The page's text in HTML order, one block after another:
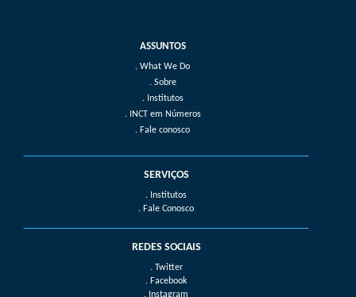
What We Do
Sobre
Institutos
INCT em Números
Fale conosco
SERVIÇOS
. Institutos
. Fale Conosco
REDES SOCIAIS
. Twitter
. Facebook
. Instagram